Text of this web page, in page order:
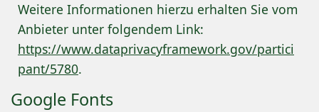
Weitere Informationen hierzu erhalten Sie vom
Anbieter unter folgendem Link:
https://www.dataprivacyframework.gov/partici
pant/5780.
Google Fonts